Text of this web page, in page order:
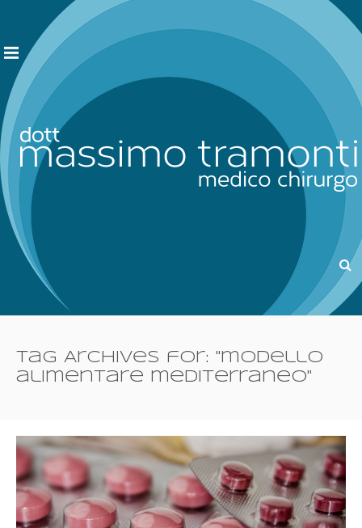
Tag Archives for: "modello
alimentare mediterraneo"